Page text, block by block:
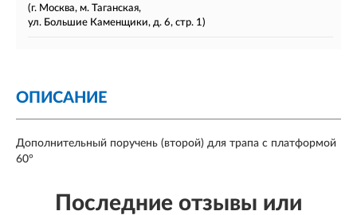
(г. Москва, м. Таганская,
ул. Большие Каменщики, д. 6, стр. 1)
ОПИСАНИЕ
Дополнительный поручень (второй) для трапа с платформой
60°
Последние отзывы или